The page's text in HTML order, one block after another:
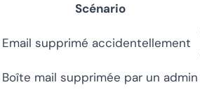
Scénario
Email supprimé accidentellement
Boîte mail supprimée par un admin